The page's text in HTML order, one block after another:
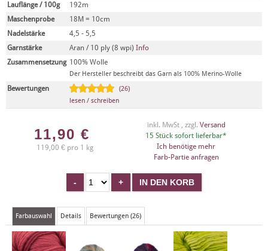
Lauflänge / 100g
192m
Maschenprobe
18M = 10cm
Nadelstärke
4,5 - 5,5
Garnstärke
Aran / 10 ply (8 wpi) Info
Zusammensetzung 100% Wolle
Der Hersteller beschreibt das Garn als 100% Merino-Wolle
Bewertungen
(26)
lesen / schreiben
11,90 €
119,00 € pro 1 kg
inkl. MwSt , zzgl. Versand
15 Stück sofort lieferbar*
Ich benötige mehr
Farb-Partie anfragen
Farbauswahl Details Bewertungen (26)